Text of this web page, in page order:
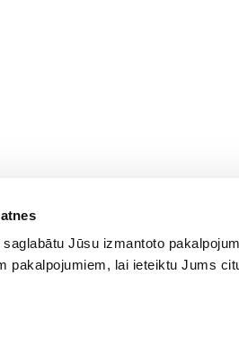
Jūsu izmantoto
pakalpojumiem, lai ieteiktu Jums